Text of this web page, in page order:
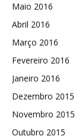
Maio 2016
Abril 2016
Março 2016
Fevereiro 2016
Janeiro 2016
Dezembro 2015
Novembro 2015
Outubro 2015